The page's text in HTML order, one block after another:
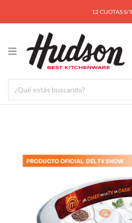
12 CUOTAS S/